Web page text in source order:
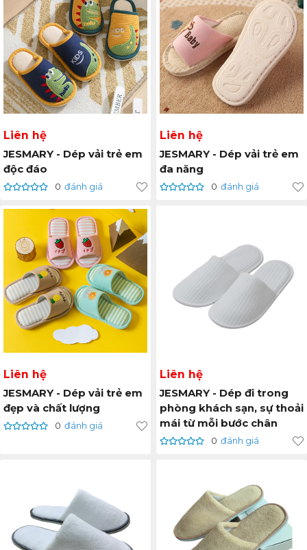
Liên hệ
JESMARY - Dép vải trẻ em
độc đáo
0 đánh giá
Liên hệ
JESMARY - Dép vải trẻ em
đa năng
0 đánh giá
Liên hệ
JESMARY - Dép vải trẻ em
đẹp và chất lượng
0 đánh giá
Liên hệ
JESMARY - Dép đi trong
phòng khách sạn, sự thoải
mái từ mỗi bước chân
0 đánh giá